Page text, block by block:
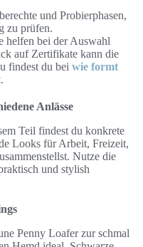
und Probierphasen,
zu prüfen.
helfen bei der Auswahl
auf Zertifikate kann die
findest du bei wie formt
.
Anlässe
Teil findest du konkrete
Looks für Arbeit, Freizeit,
Nutze die
und stylish
Penny Loafer zur schmal